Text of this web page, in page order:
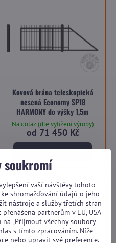
Kovová brána teleskopická
nesená Economy SP18
HARMONY do výšky 1,5m
Na dotaz (dle vytížení výroby)
od 71 450 Kč
Zobrazit
soukromí
vaší návštěvy tohoto
shromažďování údajů o jeho
nástroje a služby třetích stran
partnerům v EU, USA
„Přijmout všechny soubory
s tímto zpracováním. Níže
nebo upravit své preference.